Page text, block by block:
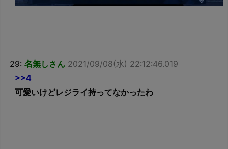
29: 名無しさん 2021/09/08(水) 22:12:46.019
>>4
可愛いけどレジライ持ってなかったわ